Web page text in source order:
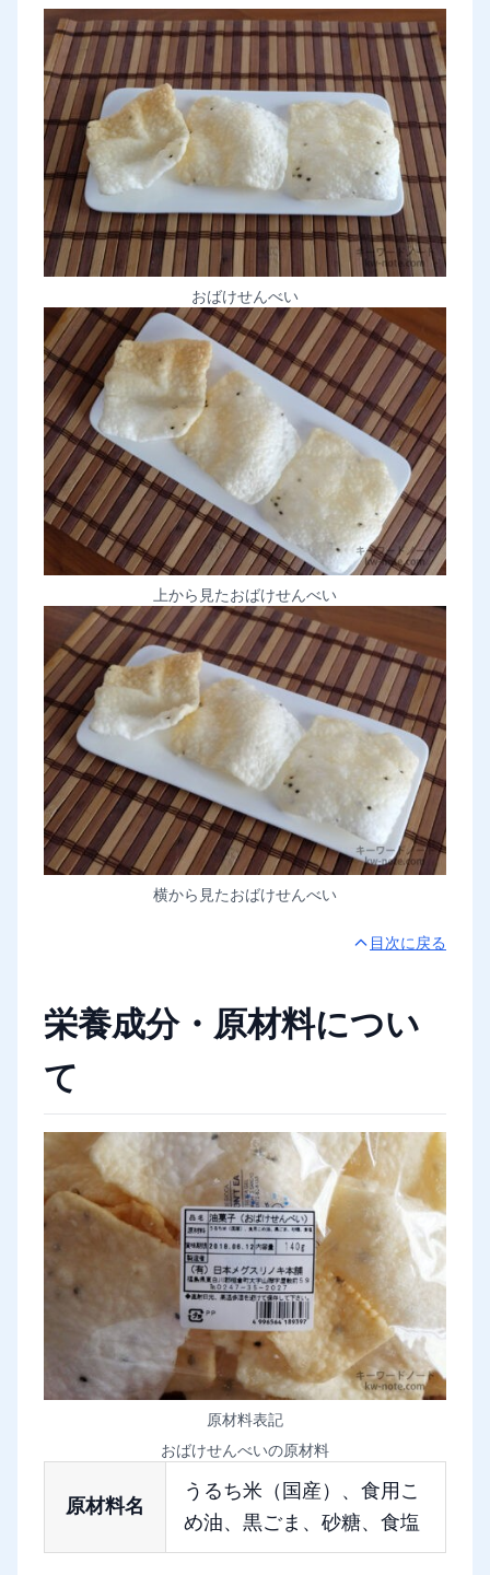
おばけせんべい
上から見たおばけせんべい
横から見たおばけせんべい
目次に戻る
栄養成分・原材料につい
て
原材料表記
おばけせんべいの原材料
原材料名
うるち米（国産）、食用こ
め油、黒ごま、砂糖、食塩